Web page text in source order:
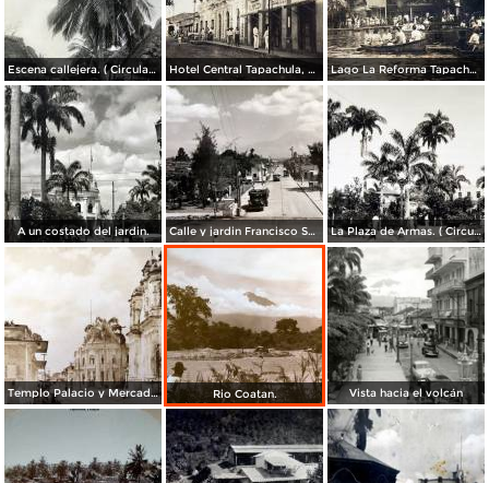
Escena callejera. ( Circulada el 30 de Noviembre de 1935 ). Hotel Central Tapachula, Chiapas ( Circulada el 24 de Junio de 1922 ). Lago La Reforma Tapachula, Chiapas ( Circulada el 24 de Junio de 1922 ).
A un costado del jardin. Calle y jardin Francisco Sarabia. La Plaza de Armas. ( Circulada el 23 de Octubre de 1936 ).
Templo Palacio y Mercado. Rio Coatan. Vista hacia el volcán